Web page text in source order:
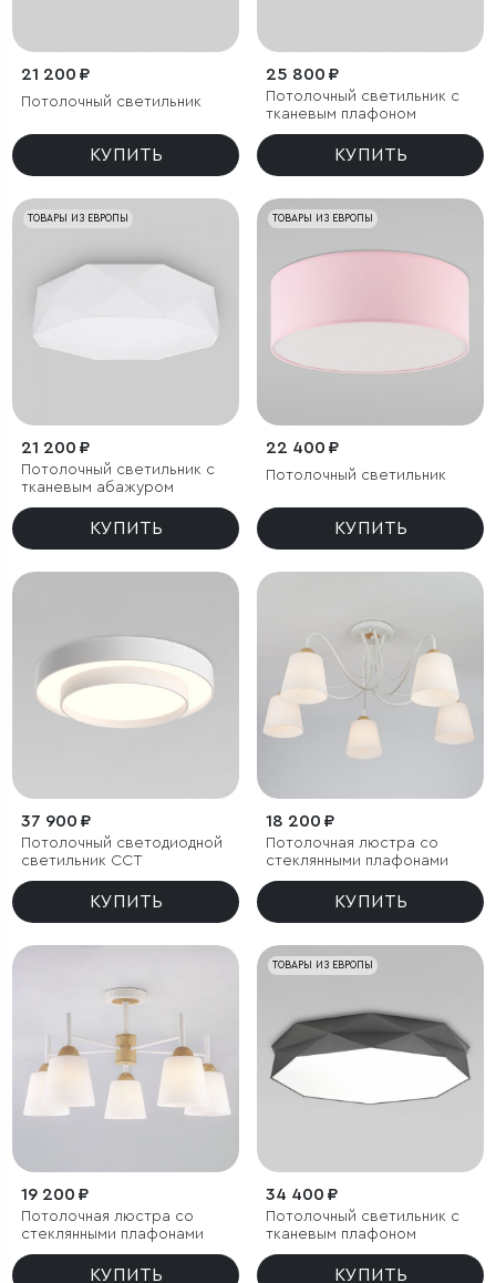
21 200 ₽
Потолочный светильник
КУПИТЬ
25 800 ₽
Потолочный светильник с
тканевым плафоном
КУПИТЬ
ТОВАРЫ ИЗ ЕВРОПЫ
21 200 ₽
Потолочный светильник с
тканевым абажуром
КУПИТЬ
ТОВАРЫ ИЗ ЕВРОПЫ
22 400 ₽
Потолочный светильник
КУПИТЬ
37 900 ₽
Потолочный светодиодной
светильник CCT
КУПИТЬ
18 200 ₽
Потолочная люстра со
стеклянными плафонами
КУПИТЬ
19 200 ₽
Потолочная люстра со
стеклянными плафонами
КУПИТЬ
ТОВАРЫ ИЗ ЕВРОПЫ
34 400 ₽
Потолочный светильник с
тканевым плафоном
КУПИТЬ